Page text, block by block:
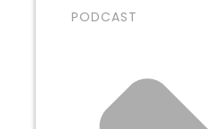
PODCAST